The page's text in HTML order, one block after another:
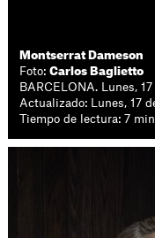
Montserrat Dameson
Foto:Carlos Baglietto
BARCELONA. Lunes,
Actualizado: Lunes, 17
Tiempo de lectura: 7